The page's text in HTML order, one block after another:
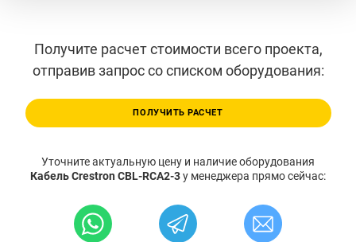
Получите расчет стоимости всего проекта,
отправив запрос со списком оборудования:
ПОЛУЧИТЬ РАСЧЕТ
Уточните актуальную цену и наличие оборудования
Кабель Crestron CBL-RCA2-3у менеджера прямо сейчас: